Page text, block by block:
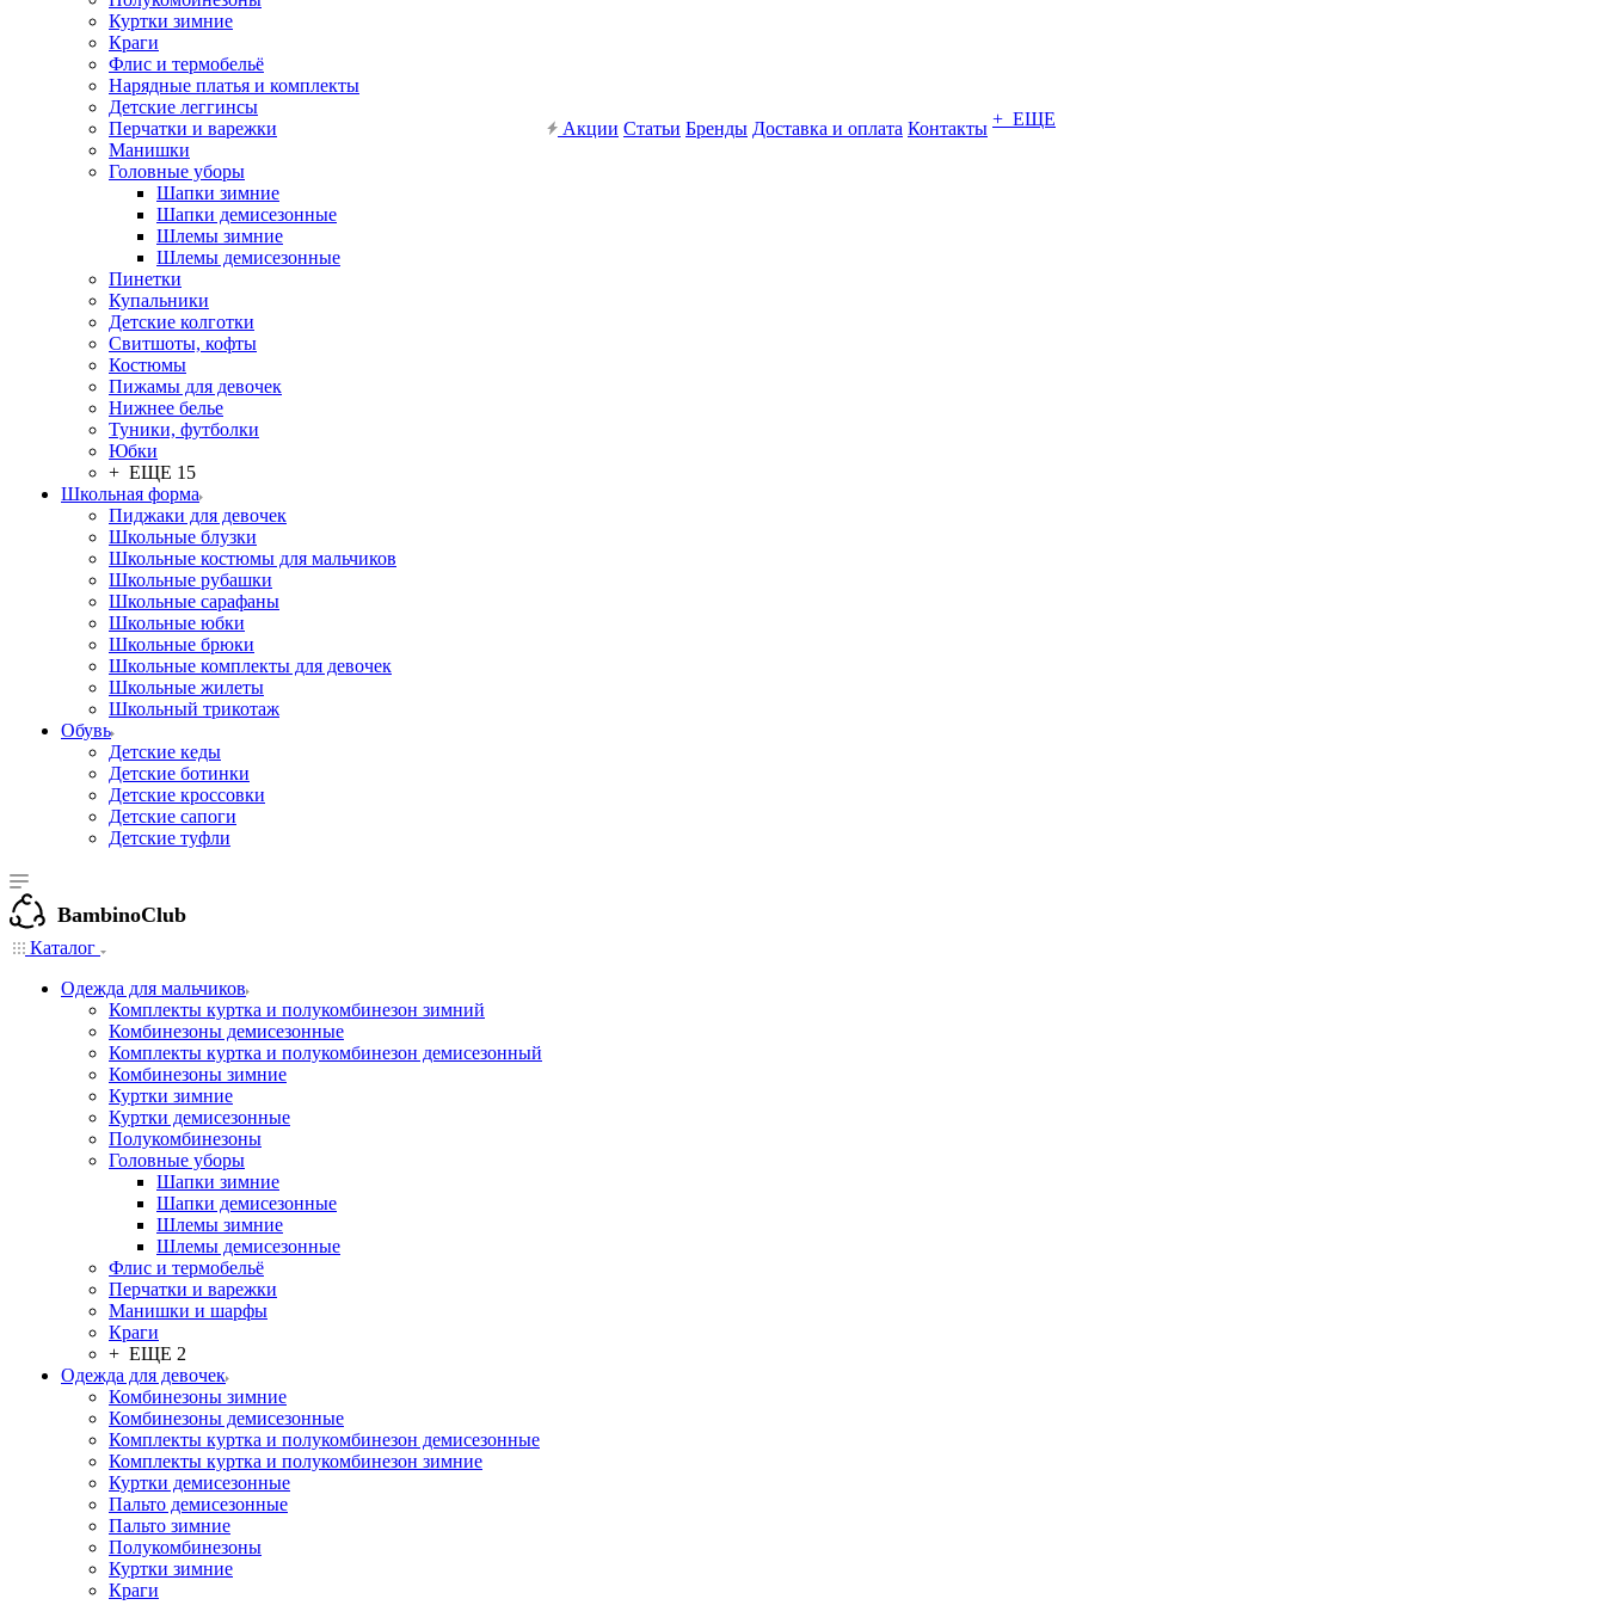
Куртки зимние
Краги
Флис и термобельё
Нарядные платья и комплекты
Детские леггинсы
Перчатки и варежки
Манишки
Головные уборы
Шапки зимние
Шапки демисезонные
Шлемы зимние
Шлемы демисезонные
Пинетки
Купальники
Детские колготки
Свитшоты, кофты
Костюмы
Пижамы для девочек
Нижнее белье
Туники, футболки
Юбки
+ ЕЩЕ 15
Школьная форма
Пиджаки для девочек
Школьные блузки
Школьные костюмы для мальчиков
Школьные рубашки
Школьные сарафаны
Школьные юбки
Школьные брюки
Школьные комплекты для девочек
Школьные жилеты
Школьный трикотаж
Обувь
Детские кеды
Детские ботинки
Детские кроссовки
Детские сапоги
Детские туфли
Акции Статьи Бренды Доставка и оплата Контакты + ЕЩЕ
BambinoClub
Каталог
Одежда для мальчиков
Комплекты куртка и полукомбинезон зимний
Комбинезоны демисезонные
Комплекты куртка и полукомбинезон демисезонный
Комбинезоны зимние
Куртки зимние
Куртки демисезонные
Полукомбинезоны
Головные уборы
Шапки зимние
Шапки демисезонные
Шлемы зимние
Шлемы демисезонные
Флис и термобельё
Перчатки и варежки
Манишки и шарфы
Краги
+ ЕЩЕ 2
Одежда для девочек
Комбинезоны зимние
Комбинезоны демисезонные
Комплекты куртка и полукомбинезон демисезонные
Комплекты куртка и полукомбинезон зимние
Куртки демисезонные
Пальто демисезонные
Пальто зимние
Полукомбинезоны
Куртки зимние
Краги